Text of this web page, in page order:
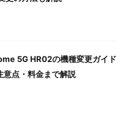
5G HR02の機種変更ガイド
意点・料金まで解説